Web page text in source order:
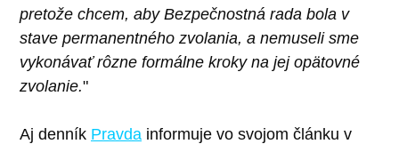
pretože chcem, aby Bezpečnostná rada bola v
stave permanentného zvolania, a nemuseli sme
vykonávať rôzne formálne kroky na jej opätovné
zvolanie."
Aj denník Pravda informuje vo svojom článku v